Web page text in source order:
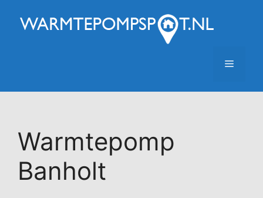
naar
Menu
Warmtepomp
Banholt